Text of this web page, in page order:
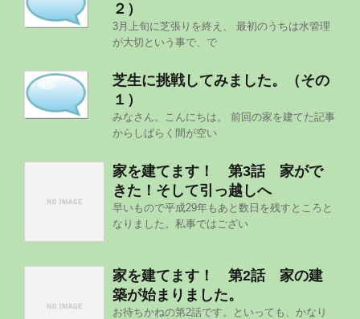
２）
3月上旬に芝張りを終え、 最初のうちは水管理
が大切という事で、で
芝生に挑戦してみました。（その
１）
みなさん。こんにちは。 前回の家を建てた記事
からしばらく間が空い
家を建てます！ 第3話 家がで
きた！そして引っ越しへ
早いもので平成29年もあと数日を残すところと
なりました。私事ではござい
家を建てます！ 第2話 家の建
築が始まりました。
お待ちかねの第2話です。といっても、かなり